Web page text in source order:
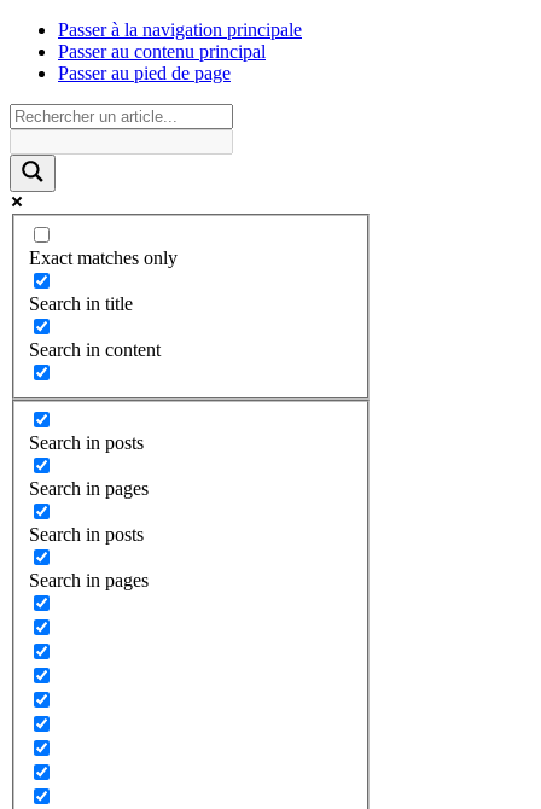
Passer à la navigation principale
Passer au contenu principal
Passer au pied de page
Exact matches only
Search in title
Search in content
Search in posts
Search in pages
Search in posts
Search in pages